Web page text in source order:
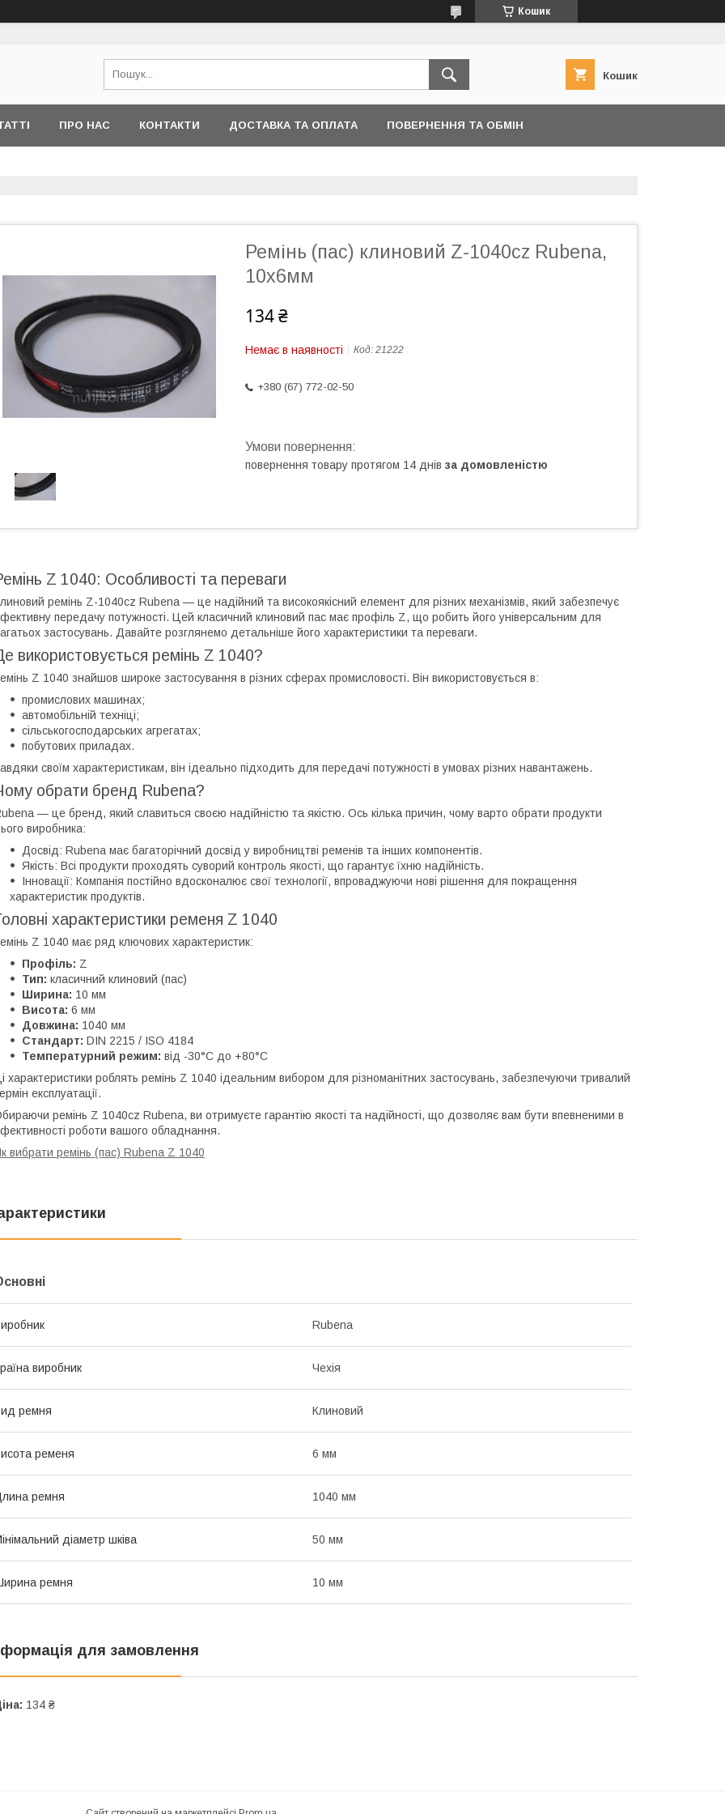
Кошик
Кошик
ПРО НАС КОНТАКТИ ДОСТАВКА ТА ОПЛАТА ПОВЕРНЕННЯ ТА ОБМІН
Ремінь (пас) клиновий Z-1040cz Rubena,
10х6мм
134 ₴
Немає в наявності Код: 21222
+380 (67) 772-02-50
повернення товару протягом 14 днів за домовленістю
Z 1040: Особливості та переваги
ремінь Z-1040cz Rubena — це надійний та високоякісний елемент для різних механізмів, який забезпечує
передачу потужності. Цей класичний клиновий пас має профіль Z, що робить його універсальним для
застосувань. Давайте розглянемо детальніше його характеристики та переваги.
використовується ремінь Z 1040?
Z 1040 знайшов широке застосування в різних сферах промисловості. Він використовується в:
промислових машинах;
автомобільній техніці;
сільськогосподарських агрегатах;
побутових приладах.
своїм характеристикам, він ідеально підходить для передачі потужності в умовах різних навантажень.
обрати бренд Rubena?
— це бренд, який славиться своєю надійністю та якістю. Ось кілька причин, чому варто обрати продукти
виробника:
Досвід: Rubena має багаторічний досвід у виробництві ременів та інших компонентів.
Якість: Всі продукти проходять суворий контроль якості, що гарантує їхню надійність.
Інновації: Компанія постійно вдосконалює свої технології, впроваджуючи нові рішення для покращення
характеристик продуктів.
характеристики ременя Z 1040
Z 1040 має ряд ключових характеристик:
Профіль: Z
Тип: класичний клиновий (пас)
Ширина: 10 мм
Висота: 6 мм
Довжина: 1040 мм
Стандарт: DIN 2215 / ISO 4184
Температурний режим: від -30°C до +80°C
характеристики роблять ремінь Z 1040 ідеальним вибором для різноманітних застосувань, забезпечуючи тривалий
експлуатації.
ремінь Z 1040cz Rubena, ви отримуєте гарантію якості та надійності, що дозволяє вам бути впевненими в
роботи вашого обладнання.
вибрати ремінь (пас) Rubena Z 1040
Rubena
виробник Чехія
ремня Клиновий
ременя 6 мм
ремня 1040 мм
діаметр шківа 50 мм
ремня 10 мм
для замовлення
134 ₴